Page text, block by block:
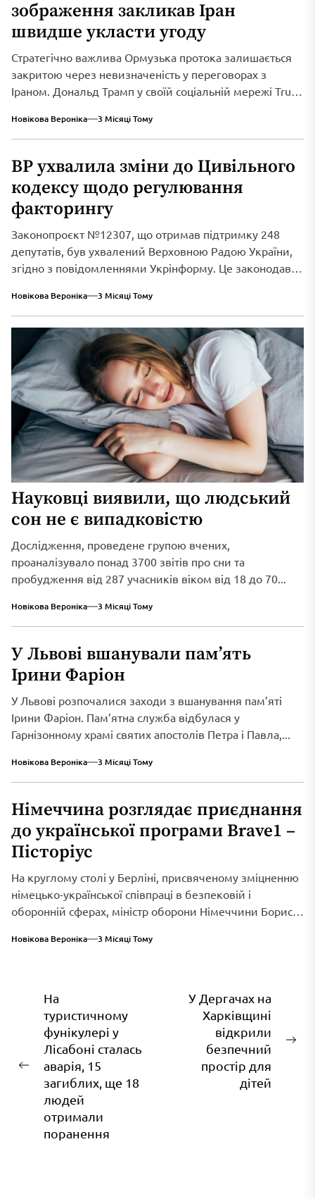
зображення закликав Іран
швидше укласти угоду
Стратегічно важлива Ормузька протока залишається
закритою через невизначеність у переговорах з
Іраном. Дональд Трамп у своїй соціальній мережі Truth
Новікова Вероніка 3 Місяці Тому
ВР ухвалила зміни до Цивільного
кодексу щодо регулювання
факторингу
Законопроєкт №12307, що отримав підтримку 248
депутатів, був ухвалений Верховною Радою України,
згідно з повідомленнями Укрінформу. Це законодавче
Новікова Вероніка 3 Місяці Тому
Науковці виявили, що людський
сон не є випадковістю
Дослідження, проведене групою вчених,
проаналізувало понад 3700 звітів про сни та
пробудження від 287 учасників віком від 18 до 70...
Новікова Вероніка 3 Місяці Тому
У Львові вшанували пам’ять
Ірини Фаріон
У Львові розпочалися заходи з вшанування пам’яті
Ірини Фаріон. Пам’ятна служба відбулася у
Гарнізонному храмі святих апостолів Петра і Павла,...
Новікова Вероніка 3 Місяці Тому
Німеччина розглядає приєднання
до української програми Brave1 –
Пісторіус
На круглому столі у Берліні, присвяченому зміцненню
німецько-української співпраці в безпековій і
оборонній сферах, міністр оборони Німеччини Борис
Новікова Вероніка 3 Місяці Тому
Навігація
записів
Попередній
запис:
На
туристичному
фунікулері у
Лісабоні сталась
аварія, 15
загиблих, ще 18
людей
отримали
поранення
У Дергачах на
Харківщині
відкрили
безпечний
простір для
дітей